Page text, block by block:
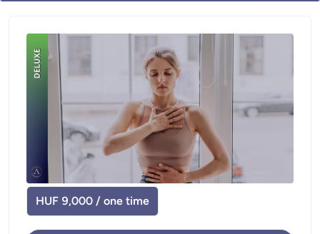
HUF 9,000 / one time